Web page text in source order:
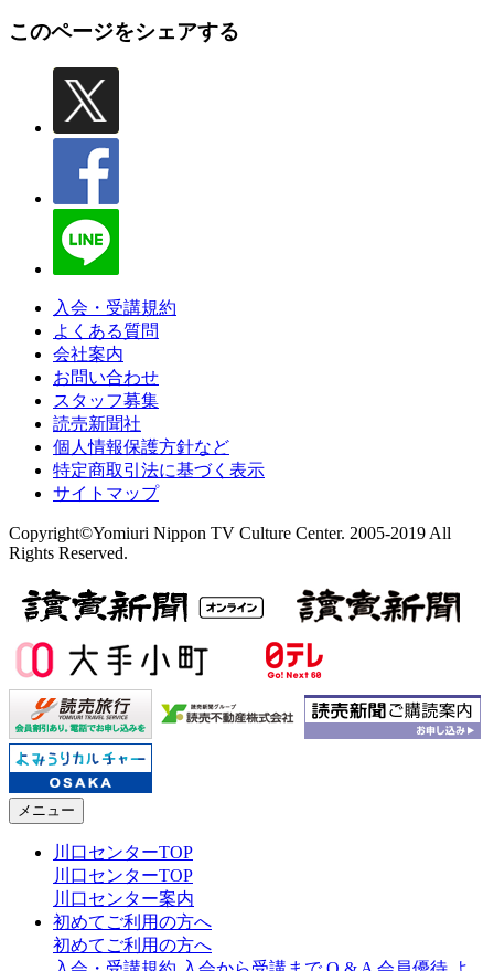
このページをシェアする
入会・受講規約
よくある質問
会社案内
お問い合わせ
スタッフ募集
読売新聞社
個人情報保護方針など
特定商取引法に基づく表示
サイトマップ
Copyright©Yomiuri Nippon TV Culture Center. 2005-2019 All
Rights Reserved.
メニュー
川口センターTOP
川口センターTOP
川口センター案内
初めてご利用の方へ
初めてご利用の方へ